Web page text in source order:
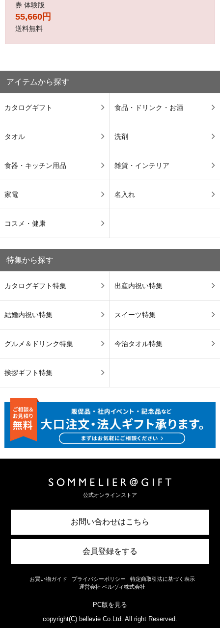
券 体験版
55,660円
送料無料
アイテムから探す
カタログギフト 食品・ドリンク・お酒
タオル 洗剤
食器・キッチン用品 雑貨・インテリア
家電 名入れ
コスメ・健康
特集から探す
カタログギフト特集 出産内祝い特集
結婚内祝い特集 スイーツ特集
グルメ＆ドリンク特集 今治タオル特集
挨拶ギフト特集
公式オンラインストア
お問い合わせはこちら
会員登録をする
お買い物ガイド プライバシーポリシー
特定商取引法に基づく表示
運営会社 ベルヴィ株式会社
PC版を見る
copyright(C) bellevie Co.Ltd. All right Reserved.